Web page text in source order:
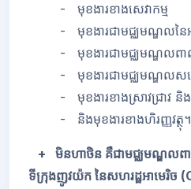
- មុខងារខាងសេវាកម្ម
- មុខងារជាមជ្ឈមណ្ឌលនៃអង្គ
- មុខងារជាមជ្ឈមណ្ឌលពាណិ
- មុខងារជាមជ្ឈមណ្ឌលសម្រ
- មុខងារខាងស្រាវជ្រាវ និង
- និងមុខងារខាងហិរញ្ញវត្ថុ។
+ មិនហាថិន គឺជាមជ្ឈមណ្ឌលព
ទីក្រុងញូវយ៉ក នៃសហរដ្ឋអាមេរិច